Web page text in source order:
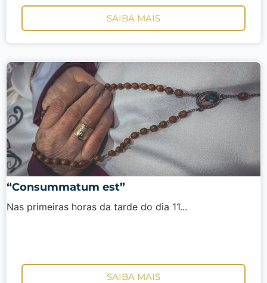
SAIBA MAIS
“Consummatum est”
Nas primeiras horas da tarde do dia 11...
SAIBA MAIS